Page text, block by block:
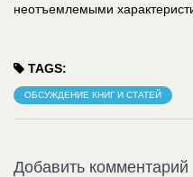
неотъемлемыми
TAGS:
ОБСУЖДЕНИЕ КНИГ И СТАТЕЙ
Добавить комментарий